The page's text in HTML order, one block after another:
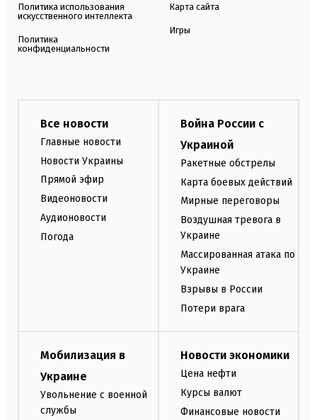
Политика использования
искусственного интеллекта
Политика
конфиденциальности
Карта сайта
Игры
Все новости
Главные новости
Новости Украины
Прямой эфир
Видеоновости
Аудионовости
Погода
Война России с
Украиной
Ракетные обстрелы
Карта боевых действий
Мирные переговоры
Воздушная тревога в
Украине
Массированная атака по
Украине
Взрывы в России
Потери врага
Мобилизация в
Украине
Увольнение с военной
службы
Новости экономики
Цена нефти
Курсы валют
Финансовые новости